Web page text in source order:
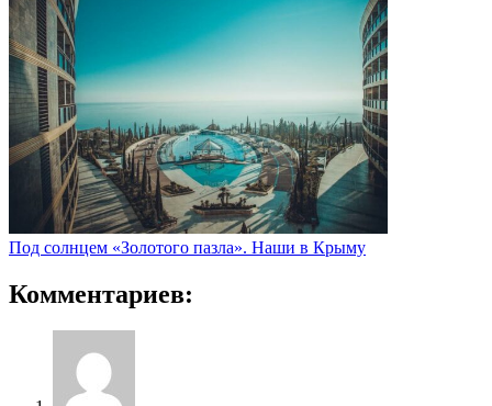
Под солнцем «Золотого пазла». Наши в Крыму
Комментариев: